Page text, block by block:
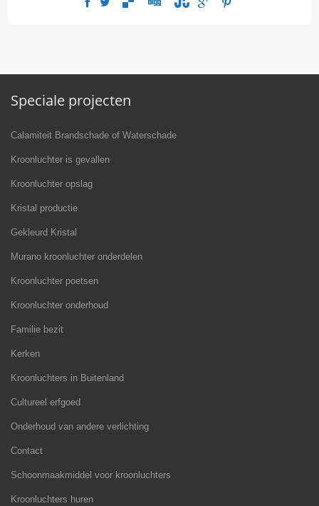
Speciale projecten
Calamiteit Brandschade of Waterschade
Kroonluchter is gevallen
Kroonluchter opslag
Kristal productie
Gekleurd Kristal
Murano kroonluchter onderdelen
Kroonluchter poetsen
Kroonluchter onderhoud
Familie bezit
Kerken
Kroonluchters in Buitenland
Cultureel erfgoed
Onderhoud van andere verlichting
Contact
Schoonmaakmiddel voor kroonluchters
Kroonluchters huren